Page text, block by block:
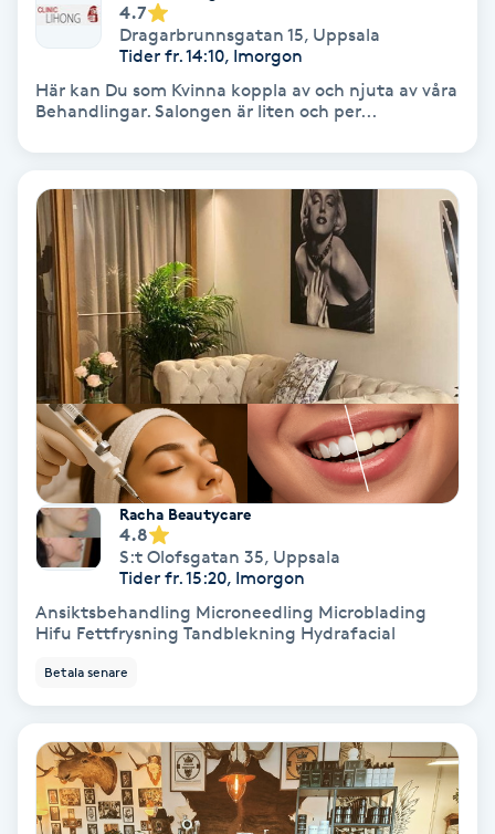
Läpptatuering
Makeup
Manikyr & Pedikyr
Massage
Medial vägledning
Medicinsk massage
Meditation
Medium
Megavolymfransar
Mesoterapi
MicroPen
4.7
Dragarbrunnsgatan 15, Uppsala
Tider fr. 14:10, Imorgon
Här kan Du som Kvinna koppla av och njuta av våra
Behandlingar. Salongen är liten och per...
Racha Beautycare
4.8
S:t Olofsgatan 35, Uppsala
Tider fr. 15:20, Imorgon
Ansiktsbehandling Microneedling Microblading
Hifu Fettfrysning Tandblekning Hydrafacial
Betala senare